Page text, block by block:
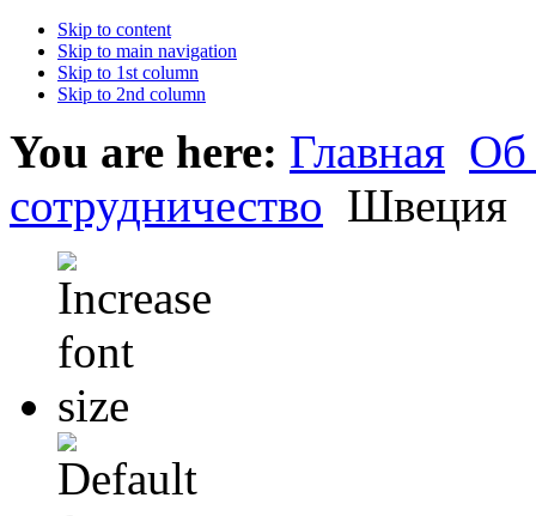
Skip to content
Skip to main navigation
Skip to 1st column
Skip to 2nd column
You are here: Главная Об
сотрудничество Швеция